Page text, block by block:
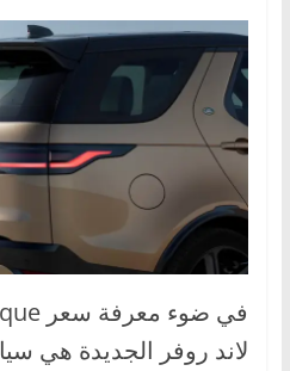
لاند روفر الجديدة هي